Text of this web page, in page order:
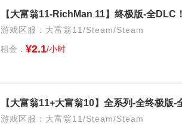
游戏区服：大富翁11/Steam/Steam
租金： ¥2.1/小时
游戏区服：大富翁11/Steam/Steam